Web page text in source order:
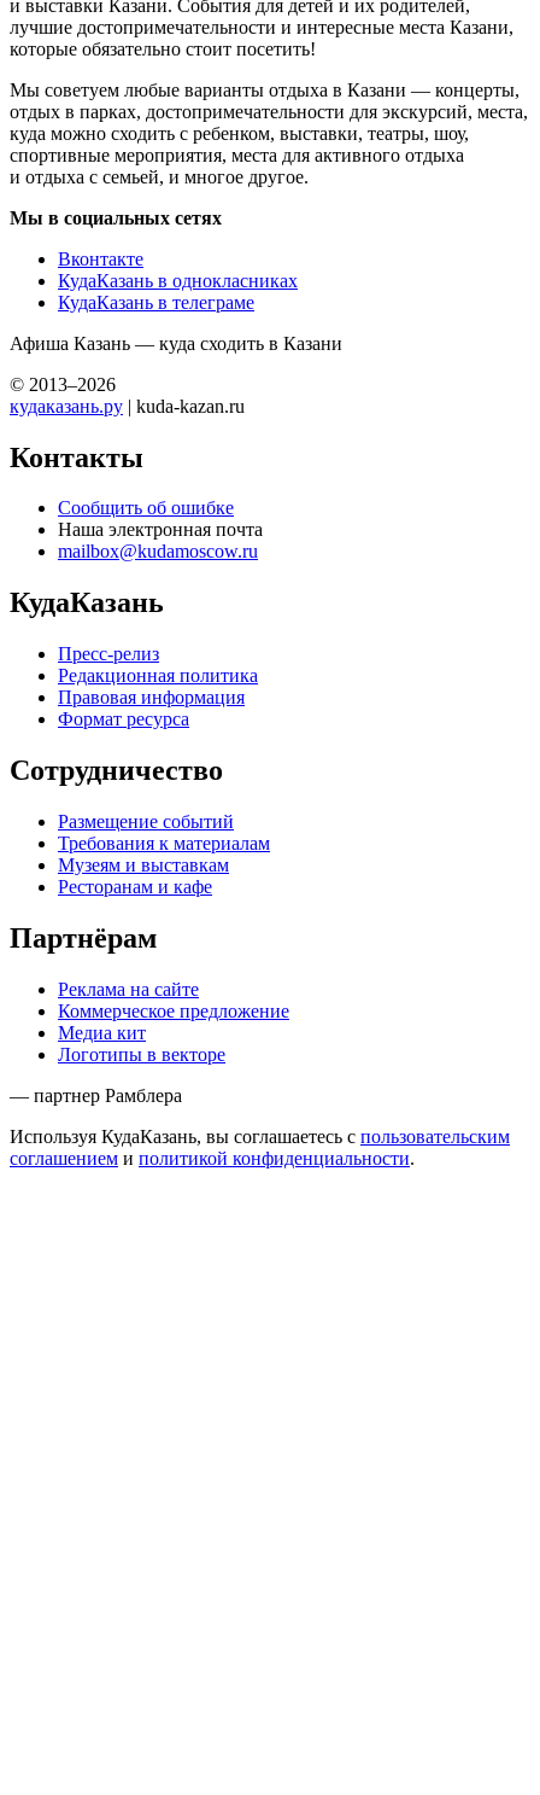
и выставки Казани. События для детей и их родителей,
лучшие достопримечательности и интересные места Казани,
которые обязательно стоит посетить!
Мы советуем любые варианты отдыха в Казани — концерты,
отдых в парках, достопримечательности для экскурсий, места,
куда можно сходить с ребенком, выставки, театры, шоу,
спортивные мероприятия, места для активного отдыха
и отдыха с семьей, и многое другое.
Мы в социальных сетях
Вконтакте
КудаКазань в однокласниках
КудаКазань в телеграме
Афиша Казань — куда сходить в Казани
© 2013–2026
кудаказань.ру | kuda-kazan.ru
Контакты
Сообщить об ошибке
Наша электронная почта
mailbox@kudamoscow.ru
КудаКазань
Пресс-релиз
Редакционная политика
Правовая информация
Формат ресурса
Сотрудничество
Размещение событий
Требования к материалам
Музеям и выставкам
Ресторанам и кафе
Партнёрам
Реклама на сайте
Коммерческое предложение
Медиа кит
Логотипы в векторе
— партнер Рамблера
Используя КудаКазань, вы соглашаетесь с пользовательским
соглашением и политикой конфиденциальности.